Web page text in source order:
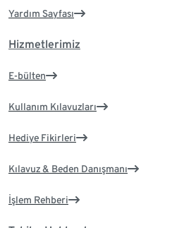
Yardım Sayfası
Hizmetlerimiz
E-bülten
Kullanım Kılavuzları
Hediye Fikirleri
Kılavuz & Beden Danışmanı
İşlem Rehberi